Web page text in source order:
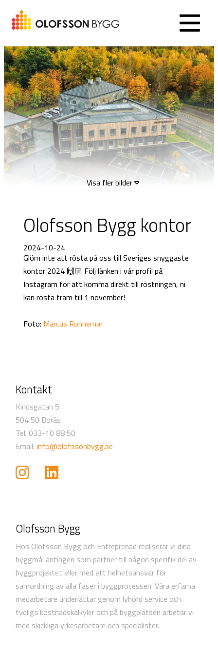
Visa fler bilder
Olofsson Bygg kontor
2024-10-24
Glöm inte att rösta på oss till Sveriges snyggaste
kontor 2024 🙌🏼 Följ länken i vår profil på
Instagram för att komma direkt till röstningen, ni
kan rösta fram till 1 november!
Foto: Marcus Ronnemar
Kontakt
Kindsgatan 5
504 50 Borås
Tel: 033-10 88 50
Email: info@olofssonbygg.se
Olofsson Bygg
Hos Olofsson Bygg och Entreprenad realiserar vi dina
byggmål antingen som partner till någon specifik del av
byggprojektet eller med ett helhetsansvar för
samordning av alla faser i byggprocessen. Våra erfarna
medarbetare underlättar genom lyhörd service och
tydliga kostnadskalkyler och på byggplatsen arbetar vi
med skickliga yrkesarbetare och specialister.